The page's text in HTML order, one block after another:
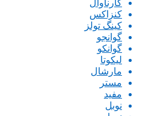
کارناوال
کنزاکس
کینگ تولز
گوانجو
گوانکو
لیکوتا
مارشال
مستر
مفید
نوبل